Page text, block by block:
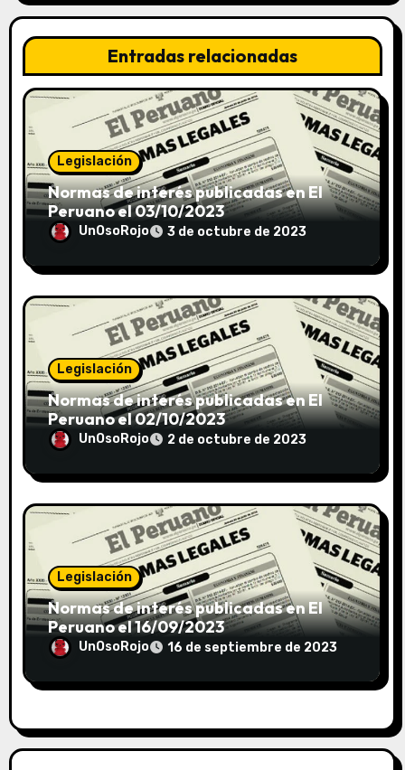
Entradas relacionadas
Legislación
Normas de interés publicadas en El
Peruano el 03/10/2023
UnOsoRojo 3 de octubre de 2023
Legislación
Normas de interés publicadas en El
Peruano el 02/10/2023
UnOsoRojo 2 de octubre de 2023
Legislación
Normas de interés publicadas en El
Peruano el 16/09/2023
UnOsoRojo 16 de septiembre de 2023